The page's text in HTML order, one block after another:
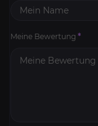
Meine Bewertung *